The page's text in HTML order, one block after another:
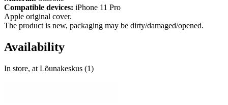
Compatible devices: iPhone 11 Pro
Apple original cover.
The product is new, packaging may be dirty/damaged/opened.
Availability
In store, at Lõunakeskus (1)